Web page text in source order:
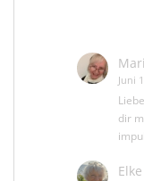
Juni
dir
Elke